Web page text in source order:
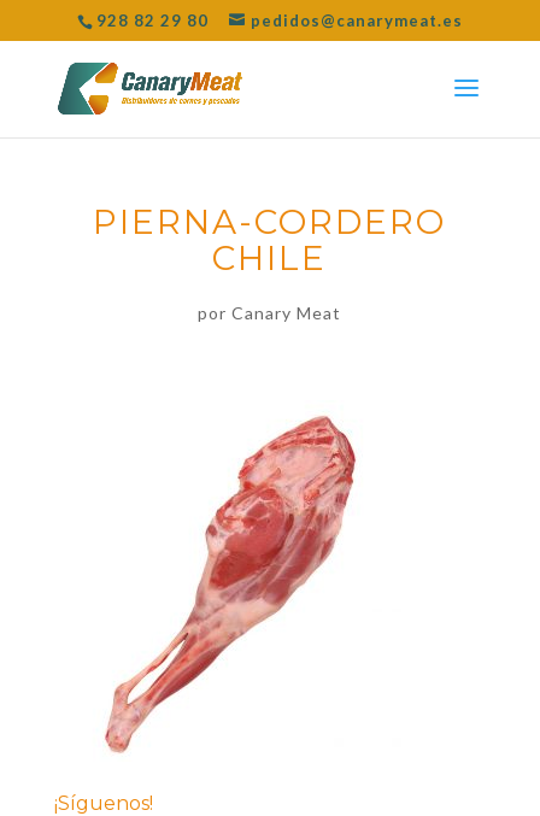
928 82 29 80 pedidos@canarymeat.es
PIERNA-CORDERO
CHILE
porCanary Meat
¡Síguenos!